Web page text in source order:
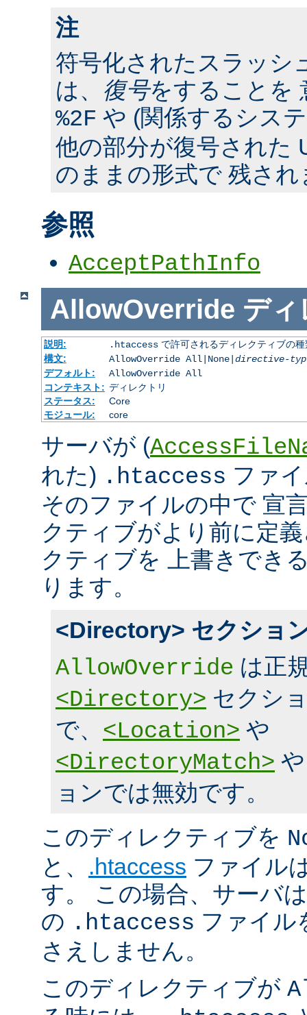
注
符号化されたスラッシ
は、 復号をすることを
%2F や (関係するシス
他の部分が復号された
のままの形式で 残され
参照
AcceptPathInfo
AllowOverride ディ
説明: .htaccessで許可されるディレクティブの種
構文:
AllowOverride All|None| directive-
デフォルト:
AllowOverride All
コンテキスト: ディレクトリ
ステータス:
Core
モジュール:
core
サーバが (
れた) .htaccess ファ
そのファイルの中で 宣
クティブがより前に定
クティブを 上書きでき
ります。
<Directory> セクショ
AllowOverride は正
<Directory> セクシ
で、 <Location> や
<DirectoryMatch>
ョンでは無効です。
このディレクティブを
と、 .htaccess ファイル
す。 この場合、サーバ
の .htaccess ファイル
さえしません。
このディレクティブが